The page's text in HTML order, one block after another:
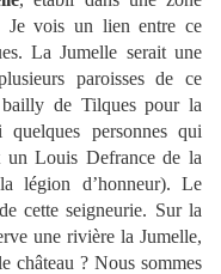
Je vois un lien entre ce
La Jumelle serait une
paroisses de ce
de Tilques pour la
personnes qui
un Louis Defrance de la
légion d’honneur). Le
cette seigneurie. Sur la
une rivière la Jumelle,
château ? Nous sommes